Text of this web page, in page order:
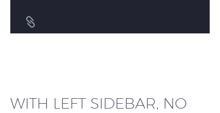


WITH LEFT SIDEBAR, NO